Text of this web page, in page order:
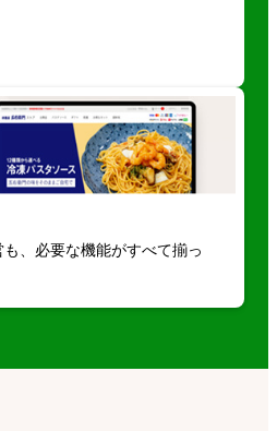
、必要な機能がすべて揃っ